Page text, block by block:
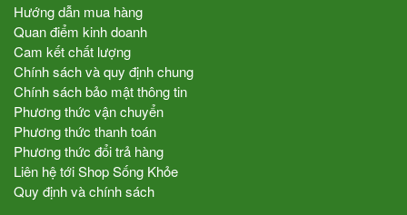
Hướng dẫn mua hàng
Quan điểm kinh doanh
Cam kết chất lượng
Chính sách và quy định chung
Chính sách bảo mật thông tin
Phương thức vận chuyển
Phương thức thanh toán
Phương thức đổi trả hàng
Liên hệ tới Shop Sống Khỏe
Quy định và chính sách